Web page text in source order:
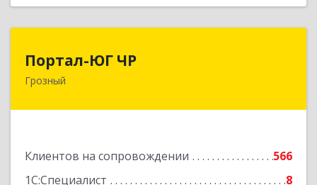
Портал-ЮГ ЧР
Грозный
Клиентов на сопровождении
566
1С:Специалист
8
364906, Чеченская Респ, Грозный г, Путина пр-